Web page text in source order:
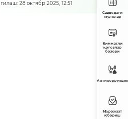
28 октябр 2025, 12:51
Савдодаги
мулклар
Қимматли
қоғозлар
бозори
Антикоррупция
Мурожаат
юбориш